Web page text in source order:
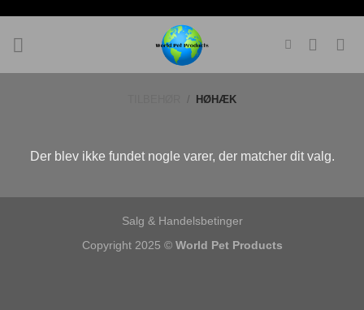
indhold
/ HØHÆK
Der blev ikke fundet nogle varer, der matcher dit valg.
Salg & Handelsbetinger
Copyright 2025 © World Pet Products